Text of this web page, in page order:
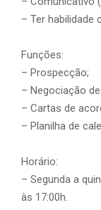
– Ter habilidade
Funções:
– Prospecção;
– Negociação
– Cartas de
– Planilha de
Horário:
– Segunda a
às 17:00h.